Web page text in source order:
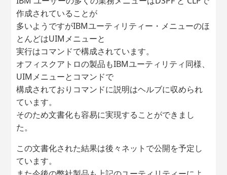
作成されていることが
多いようですがIBMユーティリティー・メニューのほ
とんどはUIMメニューと
実行はコマンドで構成されています。
オフィスクアトロの製品もIBMユーティリティ同様、
UIMメニューとコマンドで
構成されておりコマンドに説明はヘルブに収められ
ています。
そのため文書化も容易に実現することができまし
た。
この文書化された結果は後々ネットで公開を予定し
ています。